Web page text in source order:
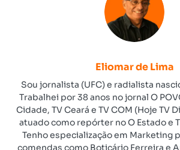
Eliomar de Lima
Sou jornalista (UFC) e radialista
Trabalhei por 38 anos no jornal O
Cidade, TV Ceará e TV COM (Hoje TV
atuado como repórter no O Estado e
Tenho especialização em Marketing
comendas como Boticário Ferreira e